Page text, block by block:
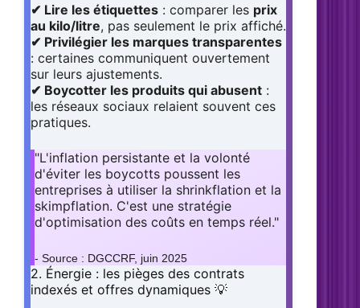
✔ Lire les étiquettes : comparer les prix
au kilo/litre, pas seulement le prix affiché.
✔ Privilégier les marques transparentes
: certaines communiquent ouvertement
sur leurs ajustements.
✔ Boycotter les produits qui abusent :
les réseaux sociaux relaient souvent ces
pratiques.
"L'inflation persistante et la volonté
d'éviter les boycotts poussent les
entreprises à utiliser la shrinkflation et la
skimpflation. C'est une stratégie
d'optimisation des coûts en temps réel."
- Source : DGCCRF, juin 2025
2. Énergie : les pièges des contrats
indexés et offres dynamiques 💡